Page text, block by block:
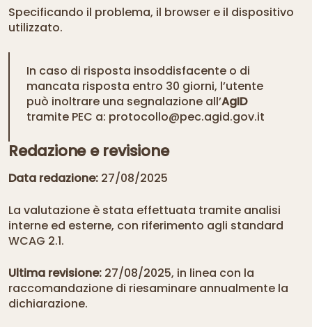
Specificando il problema, il browser e il dispositivo
utilizzato.
In caso di risposta insoddisfacente o di
mancata risposta entro 30 giorni, l’utente
può inoltrare una segnalazione all’AgID
tramite PEC a: protocollo@pec.agid.gov.it
Redazione e revisione
Data redazione: 27/08/2025
La valutazione è stata effettuata tramite analisi
interne ed esterne, con riferimento agli standard
WCAG 2.1.
Ultima revisione: 27/08/2025, in linea con la
raccomandazione di riesaminare annualmente la
dichiarazione.